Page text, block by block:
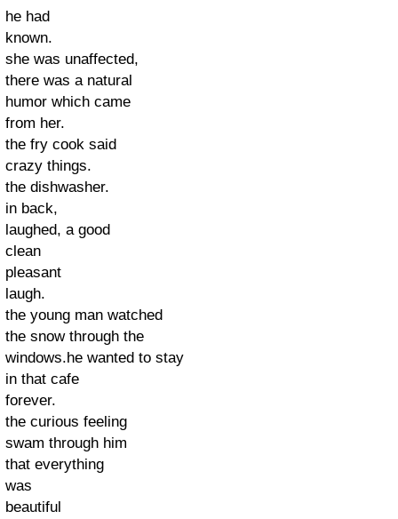
he had
known.
she was unaffected,
there was a natural
humor which came
from her.
the fry cook said
crazy things.
the dishwasher.
in back,
laughed, a good
clean
pleasant
laugh.
the young man watched
the snow through the
windows.he wanted to stay
in that cafe
forever.
the curious feeling
swam through him
that everything
was
beautiful